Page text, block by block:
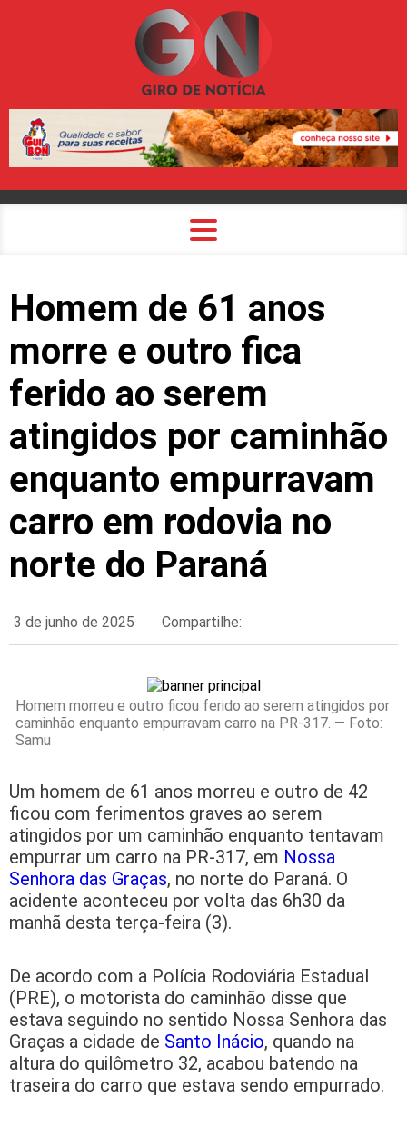
Homem de 61 anos
morre e outro fica
ferido ao serem
atingidos por caminhão
enquanto empurravam
carro em rodovia no
norte do Paraná
3 de junho de 2025 Compartilhe:
Homem morreu e outro ficou ferido ao serem atingidos por
caminhão enquanto empurravam carro na PR-317. — Foto:
Samu
Um homem de 61 anos morreu e outro de 42
ficou com ferimentos graves ao serem
atingidos por um caminhão enquanto tentavam
empurrar um carro na PR-317, em Nossa
Senhora das Graças, no norte do Paraná. O
acidente aconteceu por volta das 6h30 da
manhã desta terça-feira (3).
De acordo com a Polícia Rodoviária Estadual
(PRE), o motorista do caminhão disse que
estava seguindo no sentido Nossa Senhora das
Graças a cidade de Santo Inácio, quando na
altura do quilômetro 32, acabou batendo na
traseira do carro que estava sendo empurrado.